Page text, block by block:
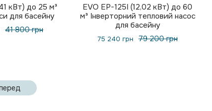
кВт) до 25 м³
для басейну
41 800 грн
EVO EP-125I (12,02 кВт) до 60
м³ Інверторний тепловий насос
для басейну
79 200 грн
75 240 грн